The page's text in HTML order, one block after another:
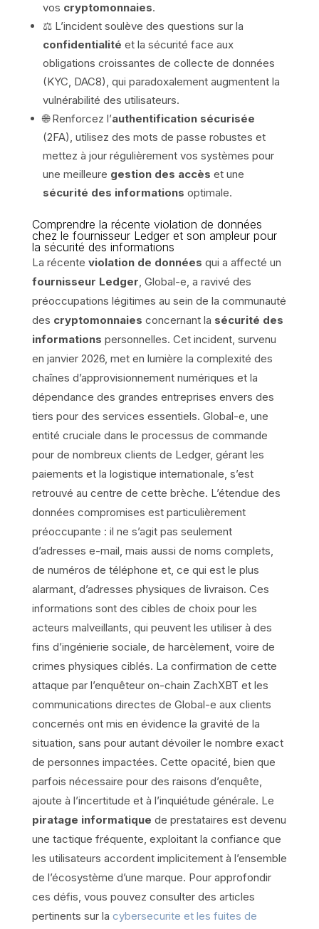
vos cryptomonnaies.
⚖️ L’incident soulève des questions sur la
confidentialité et la sécurité face aux
obligations croissantes de collecte de données
(KYC, DAC8), qui paradoxalement augmentent la
vulnérabilité des utilisateurs.
🌐 Renforcez l’authentification sécurisée
(2FA), utilisez des mots de passe robustes et
mettez à jour régulièrement vos systèmes pour
une meilleure gestion des accès et une
sécurité des informations optimale.
Comprendre la récente violation de données
chez le fournisseur Ledger et son ampleur pour
la sécurité des informations
La récente violation de données qui a affecté un
fournisseur Ledger, Global-e, a ravivé des
préoccupations légitimes au sein de la communauté
des cryptomonnaies concernant la sécurité des
informations personnelles. Cet incident, survenu
en janvier 2026, met en lumière la complexité des
chaînes d’approvisionnement numériques et la
dépendance des grandes entreprises envers des
tiers pour des services essentiels. Global-e, une
entité cruciale dans le processus de commande
pour de nombreux clients de Ledger, gérant les
paiements et la logistique internationale, s’est
retrouvé au centre de cette brèche. L’étendue des
données compromises est particulièrement
préoccupante : il ne s’agit pas seulement
d’adresses e-mail, mais aussi de noms complets,
de numéros de téléphone et, ce qui est le plus
alarmant, d’adresses physiques de livraison. Ces
informations sont des cibles de choix pour les
acteurs malveillants, qui peuvent les utiliser à des
fins d’ingénierie sociale, de harcèlement, voire de
crimes physiques ciblés. La confirmation de cette
attaque par l’enquêteur on-chain ZachXBT et les
communications directes de Global-e aux clients
concernés ont mis en évidence la gravité de la
situation, sans pour autant dévoiler le nombre exact
de personnes impactées. Cette opacité, bien que
parfois nécessaire pour des raisons d’enquête,
ajoute à l’incertitude et à l’inquiétude générale. Le
piratage informatique de prestataires est devenu
une tactique fréquente, exploitant la confiance que
les utilisateurs accordent implicitement à l’ensemble
de l’écosystème d’une marque. Pour approfondir
ces défis, vous pouvez consulter des articles
pertinents sur la cybersecurite et les fuites de